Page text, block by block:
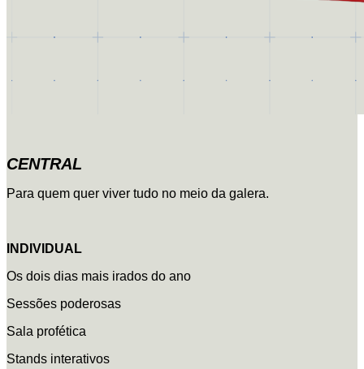
CENTRAL
Para quem quer viver tudo no meio da galera.
INDIVIDUAL
Os dois dias mais irados do ano
Sessões poderosas
Sala profética
Stands interativos